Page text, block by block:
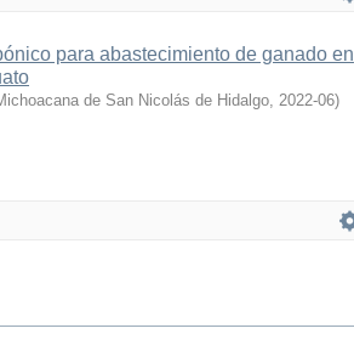
para abastecimiento de ganado en
de San Nicolás de Hidalgo, 2022-06)